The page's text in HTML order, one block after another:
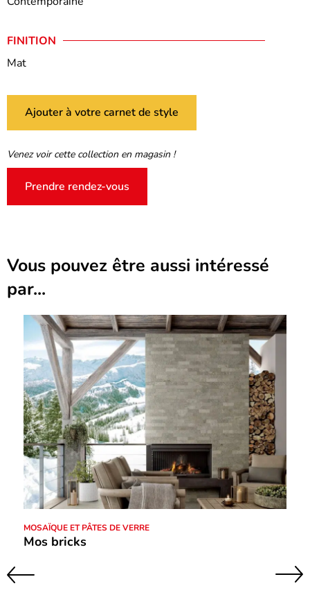
FINITION
Mat
Ajouter à votre carnet de style
Venez voir cette collection en magasin !
Prendre rendez-vous
Vous pouvez être aussi intéressé
par...
MOSAÏQUE ET PÂTES DE VERRE
Mos bricks
Précédent Suivant